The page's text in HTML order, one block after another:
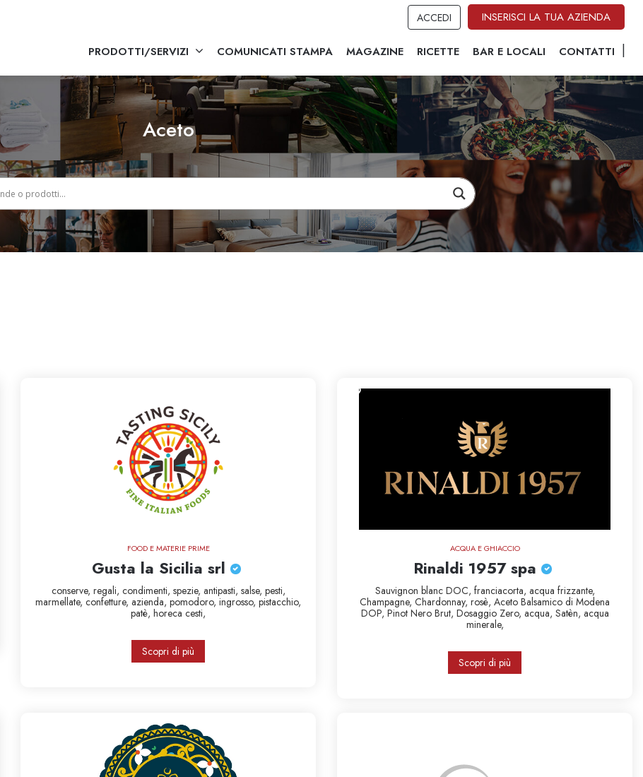
ACCEDI INSERISCI LA TUA AZIENDA
PRODOTTI/SERVIZI COMUNICATI STAMPA MAGAZINE RICETTE BAR E LOCALI CONTATTI
Aceto
FOOD E MATERIE PRIME
Gusta la Sicilia srl
conserve, regali, condimenti, spezie, antipasti, salse, pesti,
marmellate, confetture, azienda, pomodoro, ingrosso, pistacchio,
patè, horeca cesti,
Scopri di più
ACQUA E GHIACCIO
Rinaldi 1957 spa
Sauvignon blanc DOC, franciacorta, acqua frizzante,
Champagne, Chardonnay, rosè, Aceto Balsamico di Modena
DOP, Pinot Nero Brut, Dosaggio Zero, acqua, Satèn, acqua
minerale,
Scopri di più